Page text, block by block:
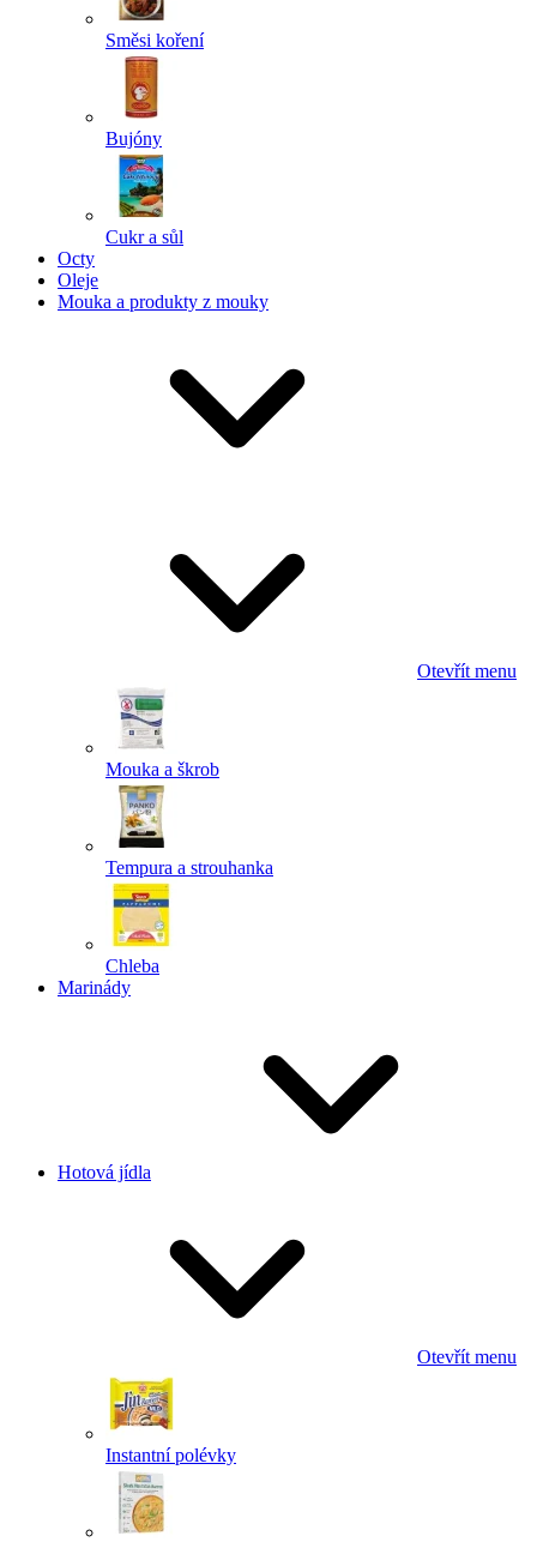
Směsi koření
Bujóny
Cukr a sůl
Octy
Oleje
Mouka a produkty z mouky
Otevřít menu
Mouka a škrob
Tempura a strouhanka
Chleba
Marinády
Hotová jídla
Otevřít menu
Instantní polévky
Powered by chaterimo